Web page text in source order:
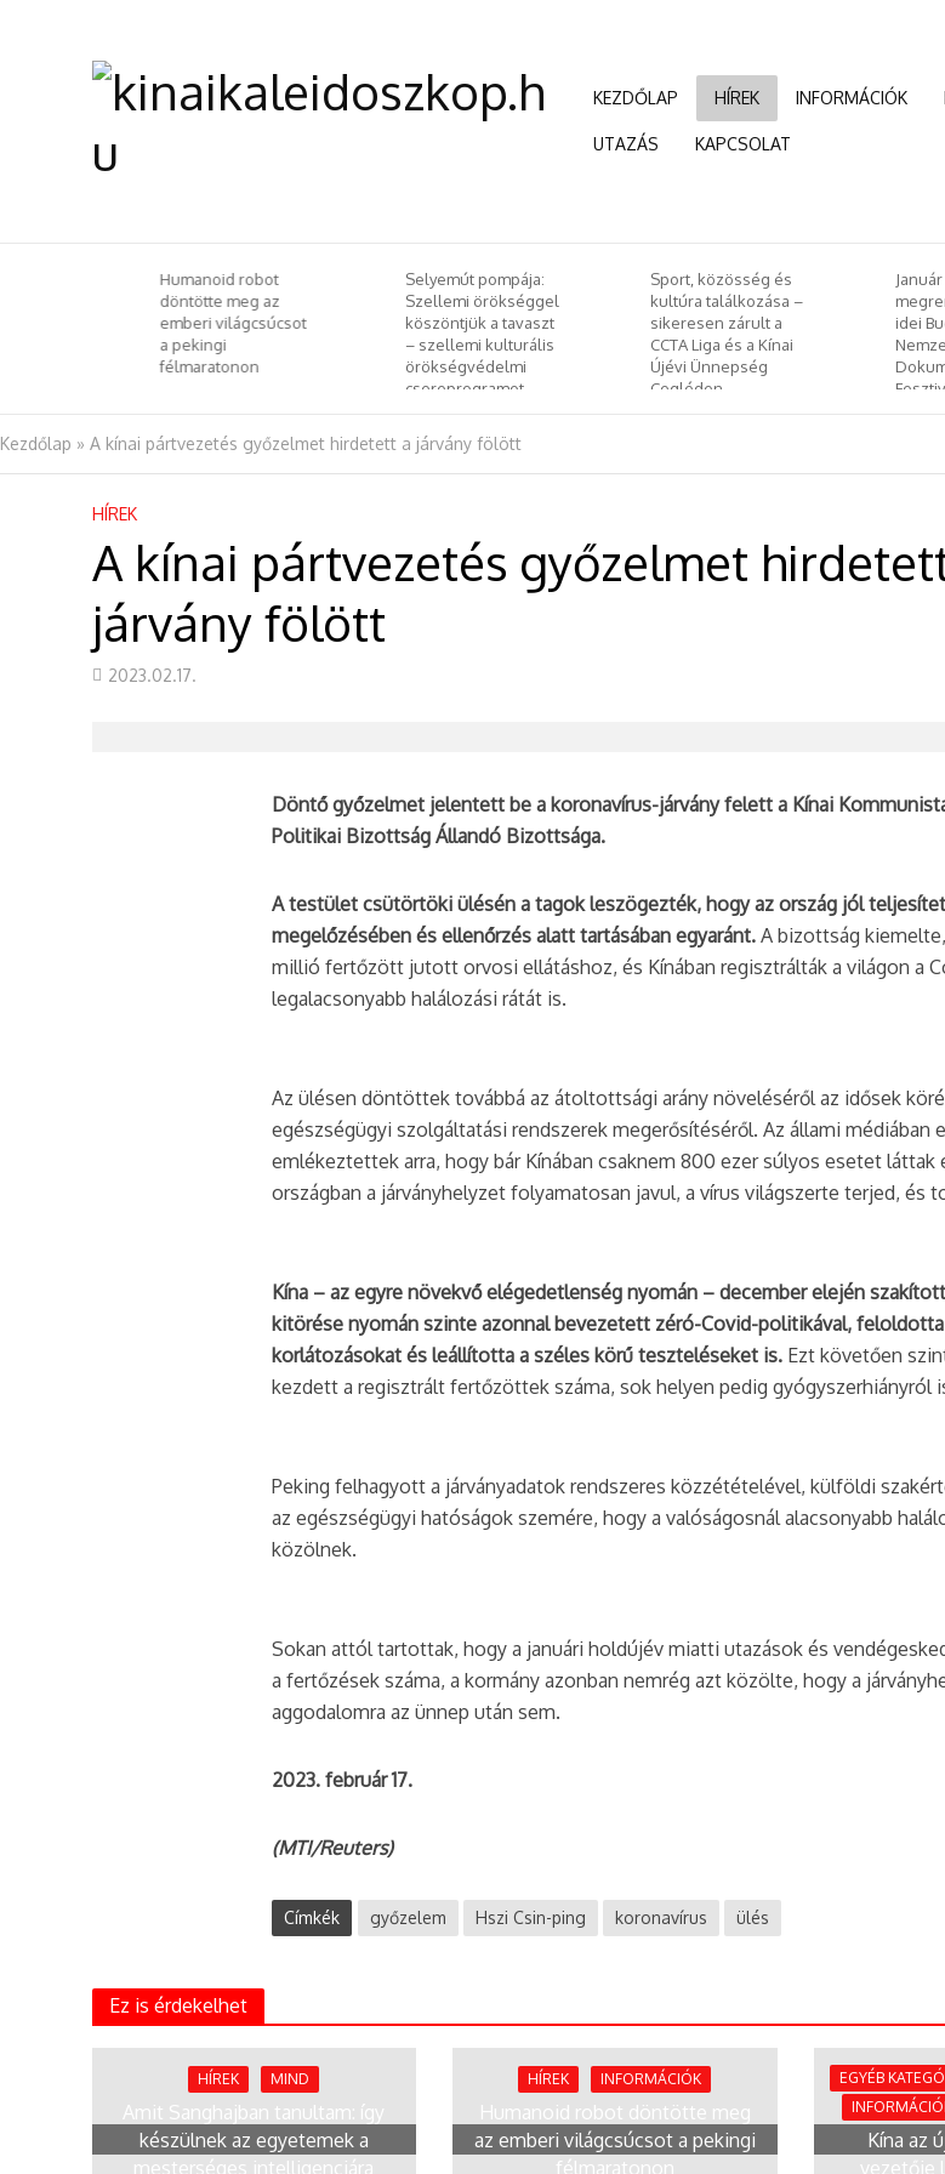
KEZDŐLAP HÍREK INFORMÁCIÓK
UTAZÁS KAPCSOLAT
Humanoid robot
döntötte meg az
emberi világcsúcsot
a pekingi
félmaratonon
Selyemút pompája:
Szellemi örökséggel
köszöntjük a tavaszt
– szellemi kulturális
örökségvédelmi
csereprogramot
Budapesten
Sport, közösség és
kultúra találkozása –
sikeresen zárult a
CCTA Liga és a Kínai
Újévi Ünnepség
Cegléden
idei
Kezdőlap » A kínai pártvezetés győzelmet hirdetett a járvány fölött
HÍREK
A kínai pártvezetés győzelmet
járvány fölött
2023.02.17.
Döntő győzelmet jelentett be a koronavírus-járvány felett a Kínai
Politikai Bizottság Állandó Bizottsága.
A testület csütörtöki ülésén a tagok leszögezték, hogy az ország jól
megelőzésében és ellenőrzés alatt tartásában egyaránt.A bizottság
millió fertőzött jutott orvosi ellátáshoz, és Kínában regisztrálták a világon a
legalacsonyabb halálozási rátát is.
Az ülésen döntöttek továbbá az átoltottsági arány növeléséről az idősek
egészségügyi szolgáltatási rendszerek megerősítéséről. Az állami médiában
emlékeztettek arra, hogy bár Kínában csaknem 800 ezer súlyos esetet láttak
országban a járványhelyzet folyamatosan javul, a vírus világszerte terjed, és
Kína – az egyre növekvő elégedetlenség nyomán – december elején
kitörése nyomán szinte azonnal bevezetett zéró-Covid-politikával,
korlátozásokat és leállította a széles körű teszteléseket is. Ezt követően
kezdett a regisztrált fertőzöttek száma, sok helyen pedig gyógyszerhiányról
Peking felhagyott a járványadatok rendszeres közzétételével, külföldi
az egészségügyi hatóságok szemére, hogy a valóságosnál alacsonyabb
közölnek.
Sokan attól tartottak, hogy a januári holdújév miatti utazások és
a fertőzések száma, a kormány azonban nemrég azt közölte, hogy a
aggodalomra az ünnep után sem.
2023. február 17.
(MTI/Reuters)
Címkék győzelem Hszi Csin-ping koronavírus ülés
Ez is érdekelhet
HÍREK MIND
Amit Sanghajban tanultam: így
készülnek az egyetemek a
mesterséges intelligenciára
HÍREK INFORMÁCIÓK
Humanoid robot döntötte meg
az emberi világcsúcsot a pekingi
félmaratonon
EGYÉB
Kína az
vezetője